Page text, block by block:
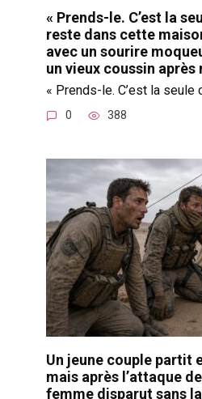
« Prends-le. C’est la
reste dans cette
avec un sourire
un vieux coussin
« Prends-le. C’est la
0 388
Un jeune couple partit
mais après l’attaque
femme disparut sans